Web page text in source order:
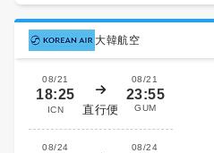
大韓航空
08/21
18:25
ICN 直行便
08/21
23:55
GUM
08/24 08/24